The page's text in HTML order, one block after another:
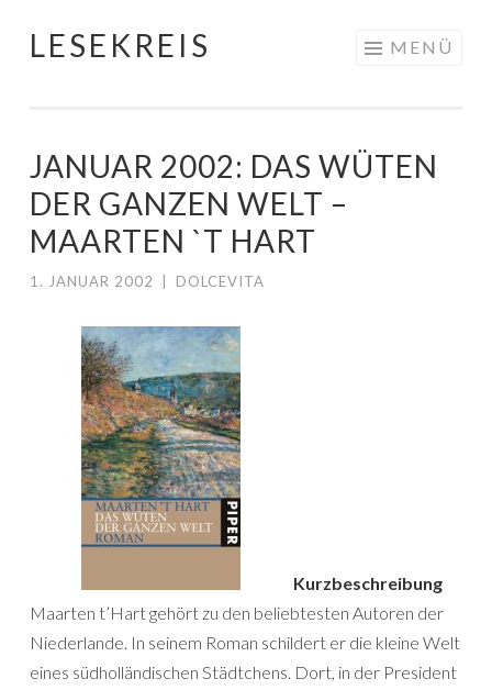
Springe
LESEKREIS MENÜ
JANUAR 2002: DAS WÜTEN
DER GANZEN WELT –
MAARTEN `T HART
1. JANUAR 2002 DOLCEVITA
Kurzbeschreibung
Maarten t’Hart gehört zu den beliebtesten Autoren der
Niederlande. In seinem Roman schildert er die kleine Welt
eines südholländischen Städtchens. Dort, in der President